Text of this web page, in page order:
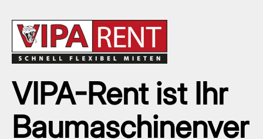
VIPA-Rent ist Ihr
Baumaschinenver